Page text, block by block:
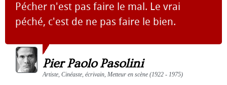
Pécher n'est pas faire le mal. Le vrai
péché, c'est de ne pas faire le bien.
Pier Paolo Pasolini
Artiste, Cinéaste, écrivain, Metteur en scène (1922 - 1975)